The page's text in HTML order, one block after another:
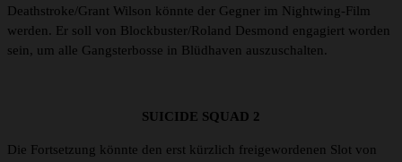
Deathstroke/Grant Wilson könnte der Gegner im Nightwing-Film
werden. Er soll von Blockbuster/Roland Desmond engagiert worden
sein, um alle Gangsterbosse in Blüdhaven auszuschalten.
SUICIDE SQUAD 2
Die Fortsetzung könnte den erst kürzlich freigewordenen Slot von